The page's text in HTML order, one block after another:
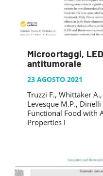
Microortaggi,
antitumorale
23 AGOSTO 2021
Truzzi F., Whittaker
Levesque M.P.,
Functional Food with
Properties I